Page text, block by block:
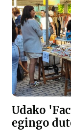
Udako
egingo